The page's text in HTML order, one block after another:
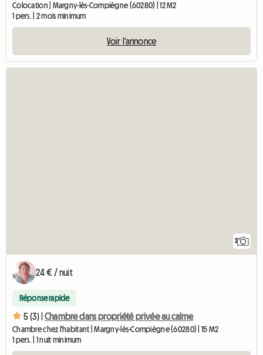
Colocation | Margny-lès-Compiègne (60280) | 12 M2
1 pers. | 2 mois minimum
Voir l'annonce
2
24 € / nuit
Réponse rapide
5 (3) | Chambre dans propriété privée au calme
Chambre chez l'habitant | Margny-lès-Compiègne (60280) | 15 M2
1 pers. | 1 nuit minimum